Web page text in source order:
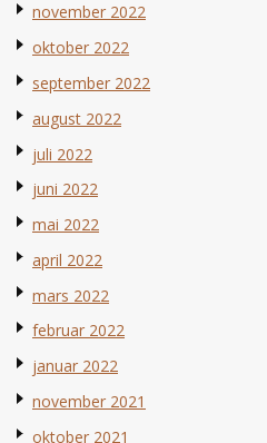
november 2022
oktober 2022
september 2022
august 2022
juli 2022
juni 2022
mai 2022
april 2022
mars 2022
februar 2022
januar 2022
november 2021
oktober 2021